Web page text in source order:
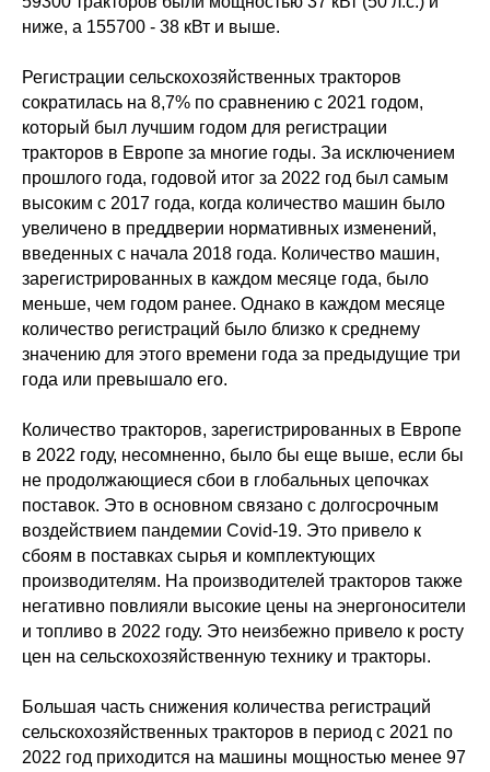
ниже, а 155700 - 38 кВт и выше.
Регистрации сельскохозяйственных тракторов
сократилась на 8,7% по сравнению с 2021 годом,
который был лучшим годом для регистрации
тракторов в Европе за многие годы. За исключением
прошлого года, годовой итог за 2022 год был самым
высоким с 2017 года, когда количество машин было
увеличено в преддверии нормативных изменений,
введенных с начала 2018 года. Количество машин,
зарегистрированных в каждом месяце года, было
меньше, чем годом ранее. Однако в каждом месяце
количество регистраций было близко к среднему
значению для этого времени года за предыдущие три
года или превышало его.
Количество тракторов, зарегистрированных в Европе
в 2022 году, несомненно, было бы еще выше, если бы
не продолжающиеся сбои в глобальных цепочках
поставок. Это в основном связано с долгосрочным
воздействием пандемии Covid-19. Это привело к
сбоям в поставках сырья и комплектующих
производителям. На производителей тракторов также
негативно повлияли высокие цены на энергоносители
и топливо в 2022 году. Это неизбежно привело к росту
цен на сельскохозяйственную технику и тракторы.
Большая часть снижения количества регистраций
сельскохозяйственных тракторов в период с 2021 по
2022 год приходится на машины мощностью менее 97